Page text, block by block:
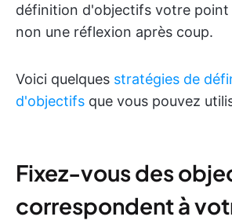
définition d'objectifs votre point
non une réflexion après coup.
Voici quelques stratégies de
d'objectifs que vous pouvez
Fixez-vous des
correspondent à